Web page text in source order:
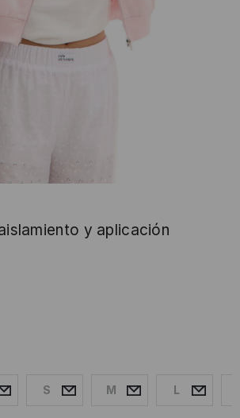
y aplicación
S M L